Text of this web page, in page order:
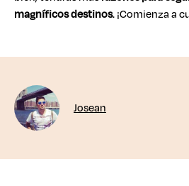
magníficos destinos. ¡Comienza a
Josean